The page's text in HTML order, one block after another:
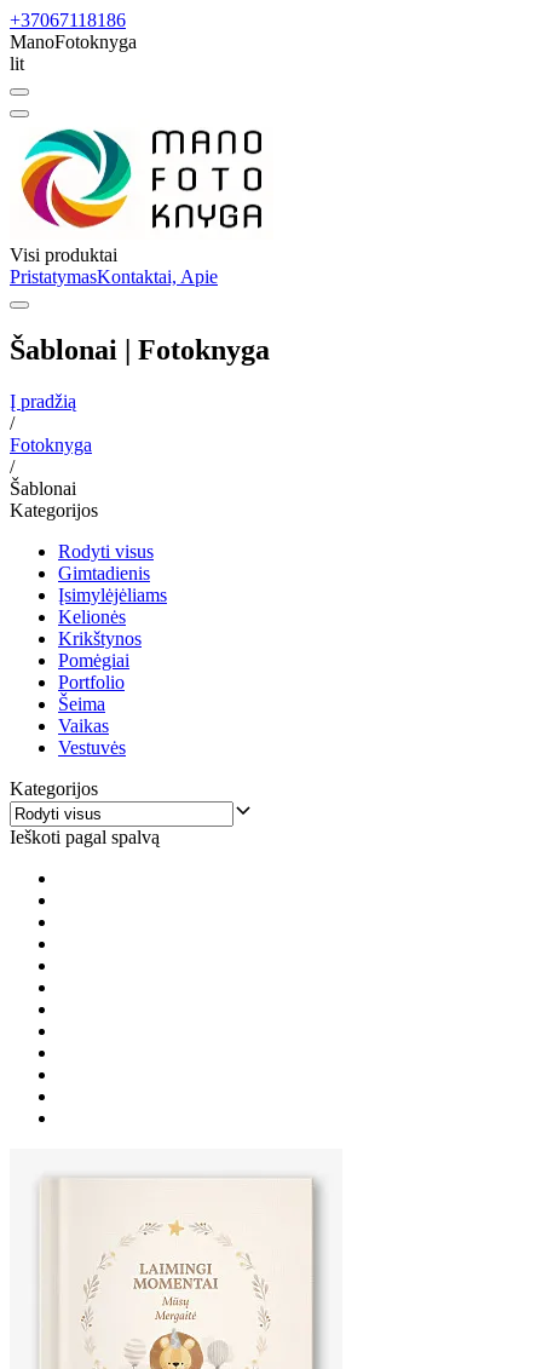
+37067118186
ManoFotoknyga
lit
Visi produktai
PristatymasKontaktai, Apie
Šablonai | Fotoknyga
Į pradžią
/
Fotoknyga
/
Šablonai
Kategorijos
Rodyti visus
Gimtadienis
Įsimylėjėliams
Kelionės
Krikštynos
Pomėgiai
Portfolio
Šeima
Vaikas
Vestuvės
Kategorijos
Ieškoti pagal spalvą